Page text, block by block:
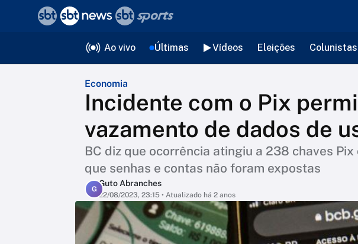
Ao vivo Últimas Vídeos Eleições Colunistas
Economia
Incidente com o Pix
vazamento de dados de
BC diz que ocorrência atingiu a 238 chaves Pix
que senhas e contas não foram expostas
G
Guto Abranches
22/08/2023, 23:15 • Atualizado há 2 anos
voltar
Editorias